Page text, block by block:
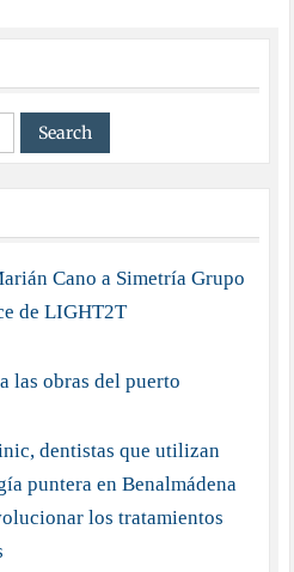
Cano a Simetría Grupo
de LIGHT2T
las obras del puerto
dentistas que utilizan
puntera en Benalmádena
los tratamientos